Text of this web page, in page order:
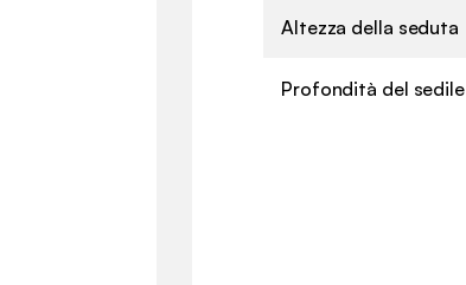
Altezza della seduta
Profondità del sedile